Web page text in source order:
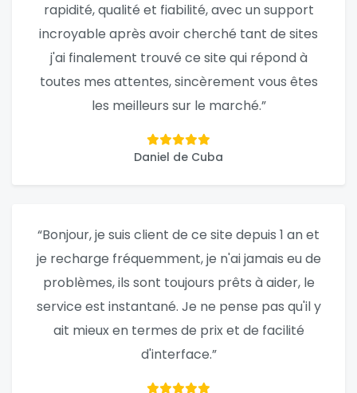
rapidité, qualité et fiabilité, avec un support
incroyable après avoir cherché tant de sites
j'ai finalement trouvé ce site qui répond à
toutes mes attentes, sincèrement vous êtes
les meilleurs sur le marché.”
Daniel de Cuba
“Bonjour, je suis client de ce site depuis 1 an et
je recharge fréquemment, je n'ai jamais eu de
problèmes, ils sont toujours prêts à aider, le
service est instantané. Je ne pense pas qu'il y
ait mieux en termes de prix et de facilité
d'interface.”